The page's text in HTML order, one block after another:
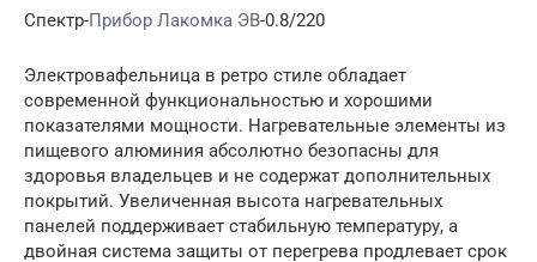
Спектр-Прибор Лакомка ЭВ-0.8/220
Электровафельница в ретро стиле обладает
современной функциональностью и хорошими
показателями мощности. Нагревательные элементы из
пищевого алюминия абсолютно безопасны для
здоровья владельцев и не содержат дополнительных
покрытий. Увеличенная высота нагревательных
панелей поддерживает стабильную температуру, а
двойная система защиты от перегрева продлевает срок